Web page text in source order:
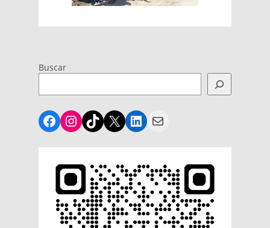
Buscar
Facebook
Instagram
TikTok
X LinkedIn
Mail